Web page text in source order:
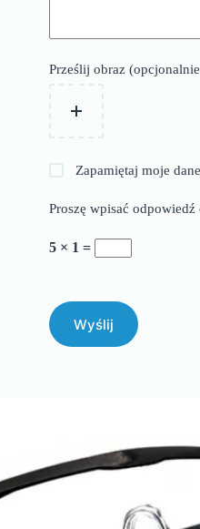
Prześlij obraz
Zapamiętaj moje
Proszę wpisać
5 × 1 =
Wyślij